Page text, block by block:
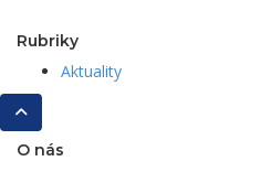
Rubriky
Aktuality
O nás